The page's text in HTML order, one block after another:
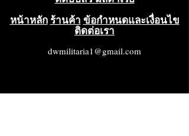
เล็กน้อย แต่ยังอยู่ในสภาพดี โดย
รวมแล้วเป็นชุดที่สวยงาม อยู่ใน
สภาพดีมาก (VG++++)
หน้าหลัก ร้านค้า ข้อกำหนดและเงื่อนไข
ติดต่อเรา
dwmilitaria1@gmail.com